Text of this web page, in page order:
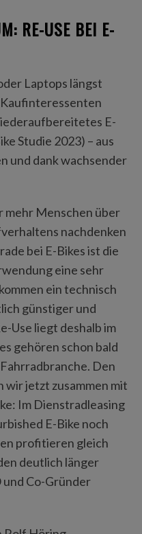
RE-USE BEI E-
Laptops längst
Kaufinteressenten
E-
Studie 2023) – aus
und dank wachsender
mehr Menschen über
nachdenken
bei E-Bikes ist die
eine sehr
ein technisch
günstiger und
Use liegt deshalb im
gehören schon bald
Den
wir jetzt zusammen mit
Im Dienstradleasing
E-Bike noch
profitieren gleich
deutlich länger
und Co-Gründer